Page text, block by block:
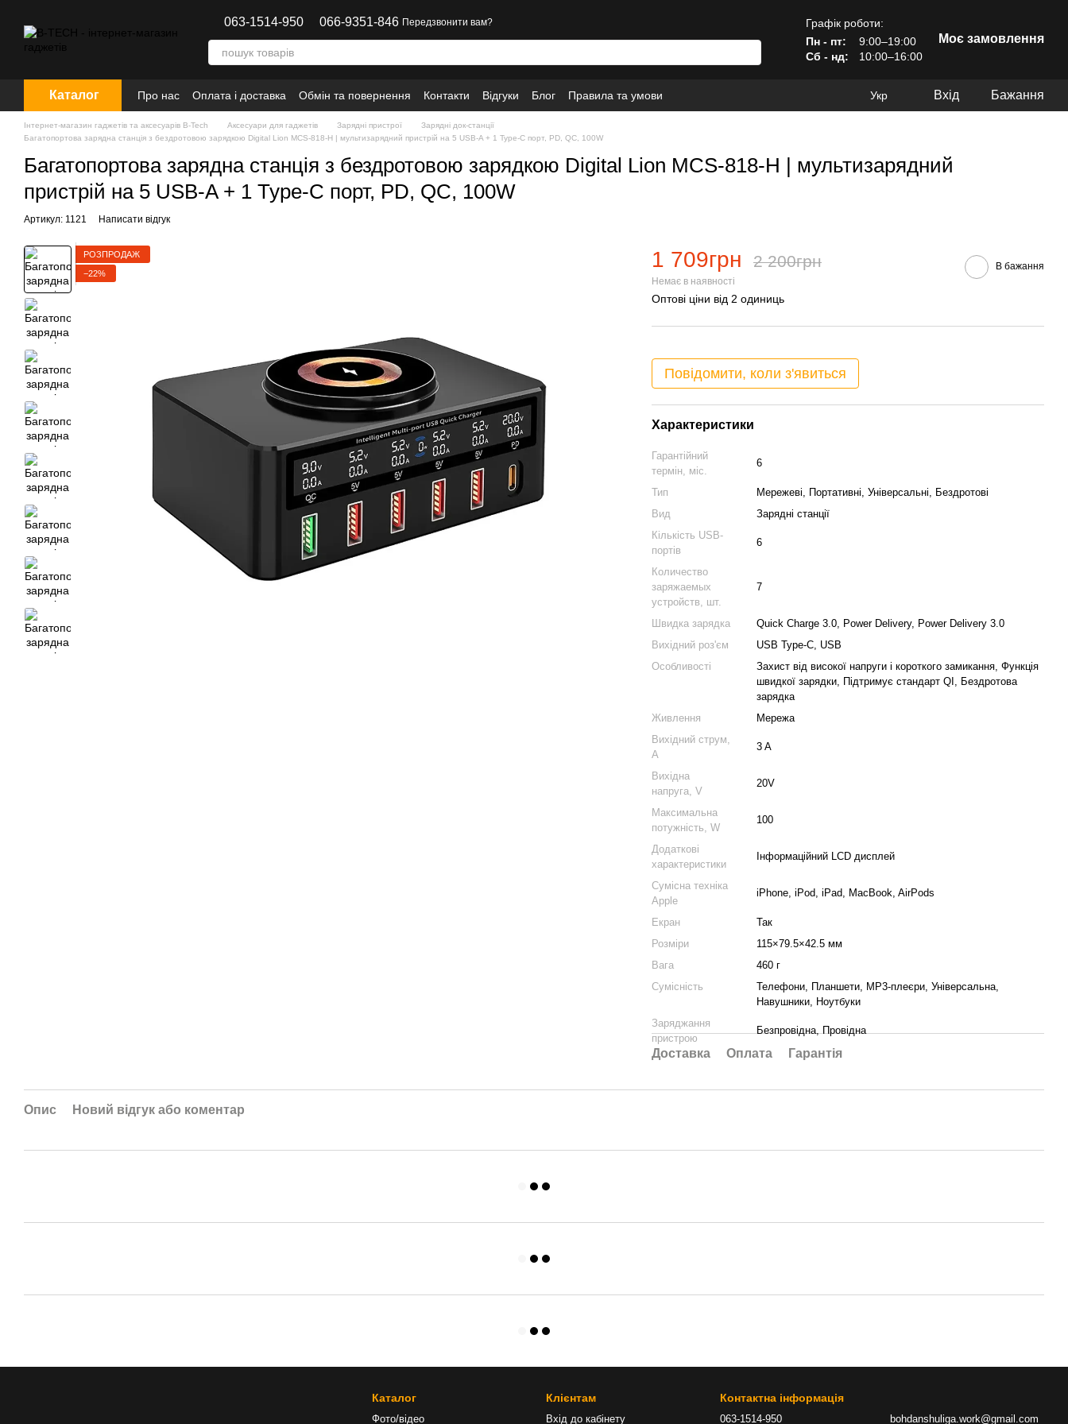
063-1514-950 066-9351-846 Передзвонити вам?
Графік роботи:
Пн - пт:
9:00–19:00
Сб - нд:
10:00–16:00
Моє замовлення
Каталог Про нас Оплата і доставка Обмін та повернення Контакти Відгуки Блог Правила та умови Укр Вхід Бажання
Інтернет-магазин гаджетів та аксесуарів B-Tech Аксесуари для гаджетів Зарядні пристрої
Зарядні док-станції
Багатопортова зарядна станція з бездротовою зарядкою Digital Lion MCS-818-H | мультизарядний пристрій на 5 USB-A + 1 Type-C порт, PD, QC, 100W
Багатопортова зарядна станція з бездротовою зарядкою Digital Lion MCS-818-H | мультизарядний
пристрій на 5 USB-A + 1 Type-C порт, PD, QC, 100W
Артикул: 1121 Написати відгук
РОЗПРОДАЖ
−22%
1 709грн 2 200грн
Немає в наявності
В бажання
Оптові ціни від 2 одиниць
Повідомити, коли з'явиться
Характеристики
Гарантійний
термін, міс.
6
Тип
Мережеві, Портативні, Універсальні, Бездротові
Вид
Зарядні станції
Кількість USB-
портів
6
Количество
заряжаемых
устройств, шт.
7
Швидка зарядка
Quick Charge 3.0, Power Delivery, Power Delivery 3.0
Вихідний роз'єм
USB Type-C, USB
Особливості
Захист від високої напруги і короткого замикання, Функція
швидкої зарядки, Підтримує стандарт QI, Бездротова
зарядка
Живлення
Мережа
Вихідний струм,
А
3 A
Вихідна
напруга, V
20V
Максимальна
потужність, W
100
Додаткові
характеристики
Інформаційний LCD дисплей
Сумісна техніка
Apple
iPhone, iPod, iPad, MacBook, AirPods
Екран
Так
Розміри
115×79.5×42.5 мм
Вага
460 г
Сумісність
Телефони, Планшети, MP3-плеєри, Універсальна,
Навушники, Ноутбуки
Заряджання
пристрою
Безпровідна, Провідна
Доставка Оплата Гарантія
Опис Новий відгук або коментар
Каталог
Фото/відео
Клієнтам
Вхід до кабінету
Контактна інформація
063-1514-950 bohdanshuliga.work@gmail.com